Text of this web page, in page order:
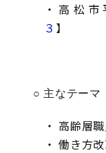
・ 高 松
３ 】
○ 主なテーマ
・ 高齢層
・ 働き方